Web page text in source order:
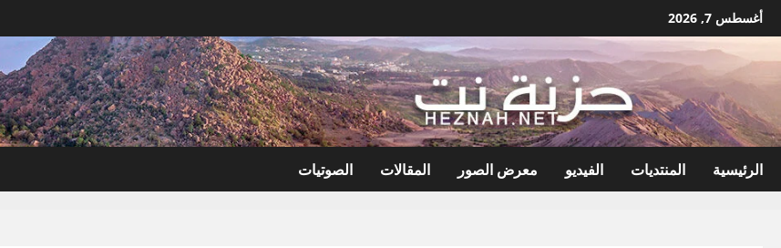
انتقل
إلى
المحتوى
أغسطس 7, 2026
الرئيسية المنتديات الفيديو معرض الصور المقالات الصوتيات